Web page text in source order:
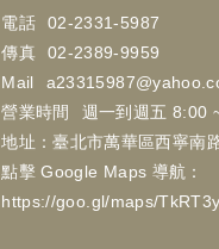
電話
02-2331-5987
傳真
02-2389-9959
Mail
營業時間
週一到週五 8:00
地址：臺北市萬華區西寧南
點擊 Google Maps 導航：
https://goo.gl/maps/